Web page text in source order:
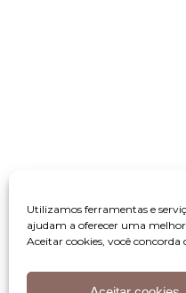
Utilizamos ferramentas e
ajudam a oferecer uma
Aceitar cookies, você concorda